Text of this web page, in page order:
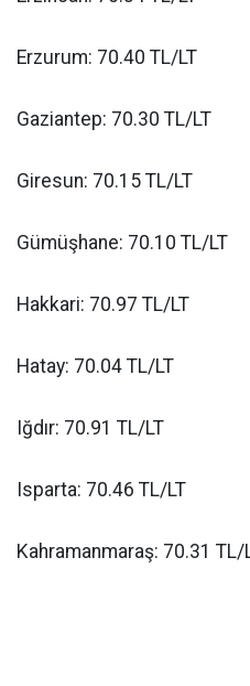
Erzurum: 70.40 TL/LT
Gaziantep: 70.30 TL/LT
Giresun: 70.15 TL/LT
Gümüşhane: 70.10 TL/LT
Hakkari: 70.97 TL/LT
Hatay: 70.04 TL/LT
Iğdır: 70.91 TL/LT
Isparta: 70.46 TL/LT
Kahramanmaraş: 70.31 TL/